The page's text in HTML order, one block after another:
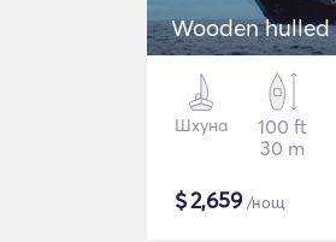
Wooden hulled
Шхуна
100 ft
30 m
$2,659/нощ